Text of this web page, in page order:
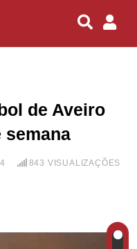
de Aveiro
semana
843 VISUALIZAÇÕES